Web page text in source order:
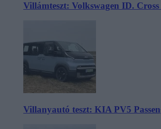
Villámteszt: Volkswagen ID.
Villanyautó teszt: KIA PV5